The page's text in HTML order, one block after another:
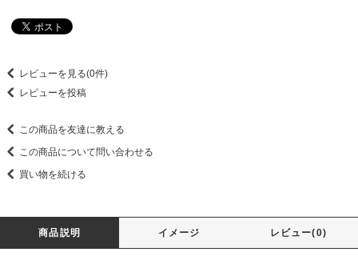
レビューを見る(0件)
レビューを投稿
この商品を友達に教える
この商品について問い合わせる
買い物を続ける
商品説明 イメージ レビュー(0)